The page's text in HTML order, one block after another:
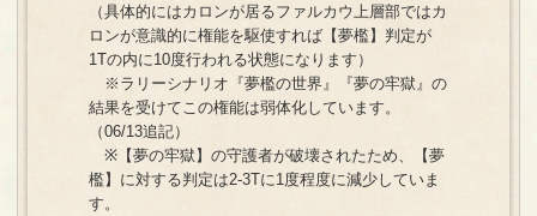
（具体的にはカロンが居るファルカウ上層部ではカ
ロンが意識的に権能を駆使すれば【夢檻】判定が
1Tの内に10度行われる状態になります）
※ラリーシナリオ『夢檻の世界』『夢の牢獄』の
結果を受けてこの権能は弱体化しています。
（06/13追記）
※【夢の牢獄】の守護者が破壊されたため、【夢
檻】に対する判定は2-3Tに1度程度に減少していま
す。